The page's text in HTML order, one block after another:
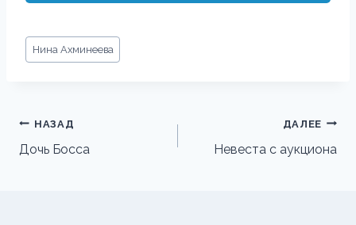
Метки
записи:
Нина Ахминеева
Навигация
по
НАЗАД
Дочь Босса
ДАЛЕЕ
Невеста с аукциона